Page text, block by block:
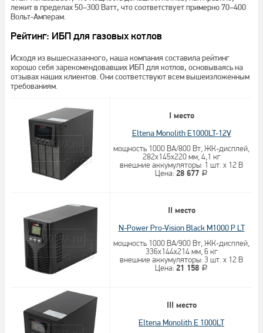
лежит в пределах 50–300 Ватт, что соответствует примерно 70–400
Вольт-Амперам.
Рейтинг: ИБП для газовых котлов
Исходя из вышесказанного, наша компания составила рейтинг
хорошо себя зарекомендовавших ИБП для котлов, основываясь на
отзывах наших клиентов. Они соответствуют всем вышеизложенным
требованиям.
I место
Eltena Monolith E1000LT-12V
мощность 1000 ВА/800 Вт, ЖК-дисплей,
282x145x220 мм, 4,1 кг
внешние аккумуляторы: 1 шт. х 12 В
Цена: 28 677 a
II место
N-Power Pro-Vision Black M1000 P LT
мощность 1000 ВА/900 Вт, ЖК-дисплей,
336x144x214 мм, 6 кг
внешние аккумуляторы: 3 шт. х 12 В
Цена: 21 158 a
III место
Eltena Monolith E 1000LT